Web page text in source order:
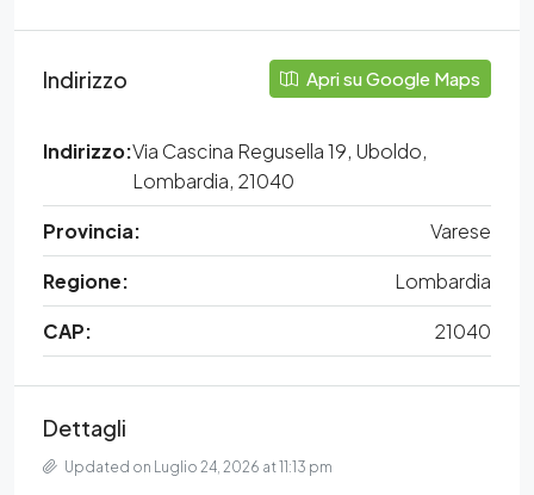
Indirizzo Apri su Google Maps
Indirizzo:Via Cascina Regusella 19, Uboldo,
Lombardia, 21040
Provincia:
Varese
Regione:
Lombardia
CAP:
21040
Dettagli
Updated on Luglio 24, 2026 at 11:13 pm